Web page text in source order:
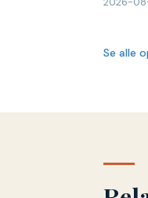
Se alle